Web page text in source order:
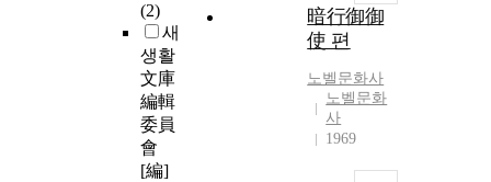
(2)
새
생활
文庫
編輯
委員
會
[編]
暗行御御
使 편
노벨문화사
노벨문화
사
1969